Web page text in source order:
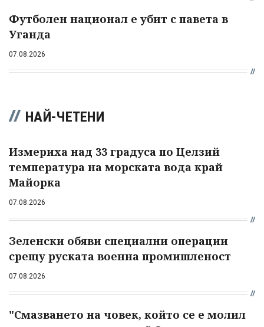
Футболен национал е убит с павета в
Уганда
07.08.2026
НАЙ-ЧЕТЕНИ
Измериха над 33 градуса по Целзий
температура на морската вода край
Майорка
07.08.2026
Зеленски обяви специални операции
срещу руската военна промишленост
07.08.2026
"Смазването на човек, който се е молил